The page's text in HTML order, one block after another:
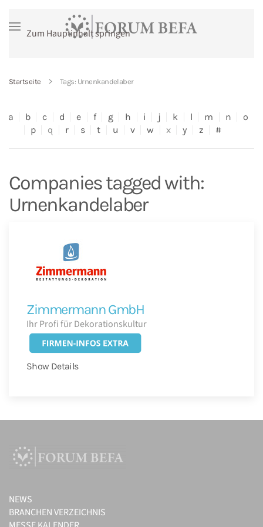
Zum Hauptinhalt springen
Startseite Tags: Urnenkandelaber
a b c d e f g h i j k l m n
o
p
q r s t u v w x y z #
Companies tagged with:
Urnenkandelaber
Zimmermann GmbH
Ihr Profi für Dekorationskultur
Show Details
NEWS
BRANCHEN VERZEICHNIS